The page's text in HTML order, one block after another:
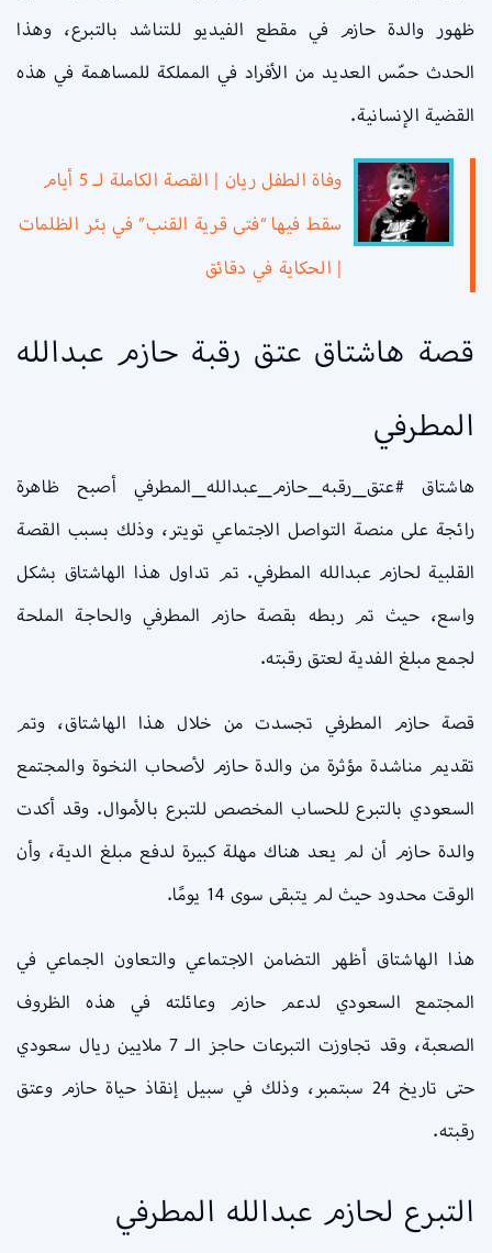
ظهور والدة حازم في مقطع الفيديو للتناشد بالتبرع، وهذا
الحدث حمّس العديد من الأفراد في المملكة للمساهمة في هذه
القضية الإنسانية.
وفاة الطفل ريان | القصة الكاملة لـ 5 أيام
سقط فيها “فتى قرية القنب” في بئر الظلمات
| الحكاية في دقائق
قصة هاشتاق عتق رقبة حازم عبدالله
المطرفي
هاشتاق #عتق_رقبه_حازم_عبدالله_المطرفي أصبح ظاهرة
رائجة على منصة التواصل الاجتماعي تويتر، وذلك بسبب القصة
القلبية لحازم عبدالله المطرفي. تم تداول هذا الهاشتاق بشكل
واسع، حيث تم ربطه بقصة حازم المطرفي والحاجة الملحة
لجمع مبلغ الفدية لعتق رقبته.
قصة حازم المطرفي تجسدت من خلال هذا الهاشتاق، وتم
تقديم مناشدة مؤثرة من والدة حازم لأصحاب النخوة والمجتمع
السعودي بالتبرع للحساب المخصص للتبرع بالأموال. وقد أكدت
والدة حازم أن لم يعد هناك مهلة كبيرة لدفع مبلغ الدية، وأن
الوقت محدود حيث لم يتبقى سوى 14 يومًا.
هذا الهاشتاق أظهر التضامن الاجتماعي والتعاون الجماعي في
المجتمع السعودي لدعم حازم وعائلته في هذه الظروف
الصعبة، وقد تجاوزت التبرعات حاجز الـ 7 ملايين ريال سعودي
حتى تاريخ 24 سبتمبر، وذلك في سبيل إنقاذ حياة حازم وعتق
رقبته.
التبرع لحازم عبدالله المطرفي